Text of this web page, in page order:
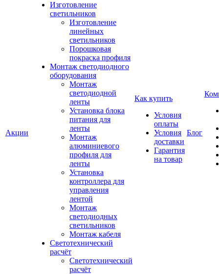
Акции
Изготовление
светильников
Изготовление
линейных
светильников
Порошковая
покраска профиля
Монтаж светодиодного
оборудования
Монтаж
светодиодной
ленты
Установка блока
питания для
ленты
Монтаж
алюминиевого
профиля для
ленты
Установка
контроллера для
управления
лентой
Монтаж
светодиодных
светильников
Монтаж кабеля
Светотехнический
расчёт
Светотехнический
расчёт
Как купить
Условия
оплаты
Условия
доставки
Гарантия
на товар
Блог